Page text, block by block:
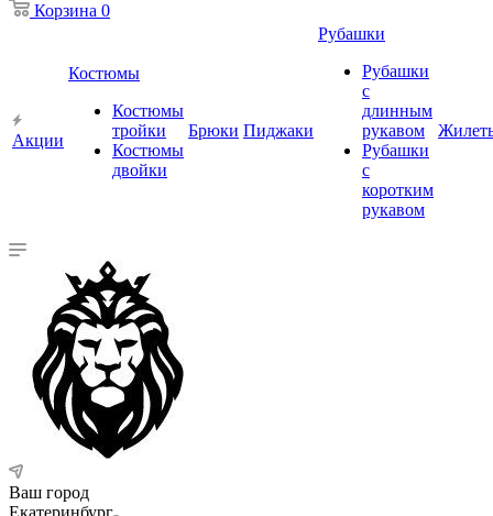
Корзина 0
Акции
Костюмы
Костюмы
тройки
Костюмы
двойки
Брюки Пиджаки
Рубашки
Рубашки
с
длинным
рукавом
Рубашки
с
коротким
рукавом
Ваш город
Екатеринбург